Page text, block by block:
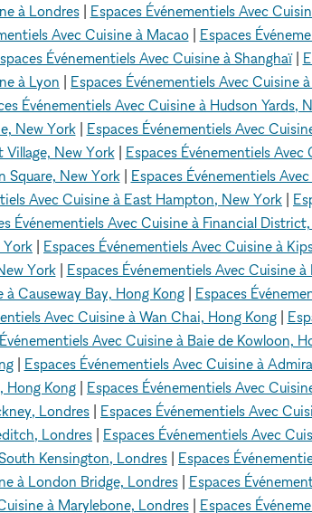
à Londres| Espaces Événementiels Avec
Avec Cuisine à Macao| Espaces
Événementiels Avec Cuisine à Shanghaï|
à Lyon | Espaces Événementiels Avec Cuisine
Événementiels Avec Cuisine à Hudson Yards,
New York| Espaces Événementiels Avec
Village, New York| Espaces Événementiels
Square, New York| Espaces Événementiels
Avec Cuisine à East Hampton, New York |
Événementiels Avec Cuisine à Financial
York | Espaces Événementiels Avec Cuisine à
York| Espaces Événementiels Avec Cuisine
Causeway Bay, Hong Kong| Espaces
Avec Cuisine à Wan Chai, Hong Kong|
Avec Cuisine à Baie de Kowloon,
| Espaces Événementiels Avec Cuisine à
Hong Kong | Espaces Événementiels Avec
Londres | Espaces Événementiels Avec
Londres | Espaces Événementiels Avec
Kensington, Londres | Espaces
à London Bridge, Londres| Espaces
à Marylebone, Londres| Espaces